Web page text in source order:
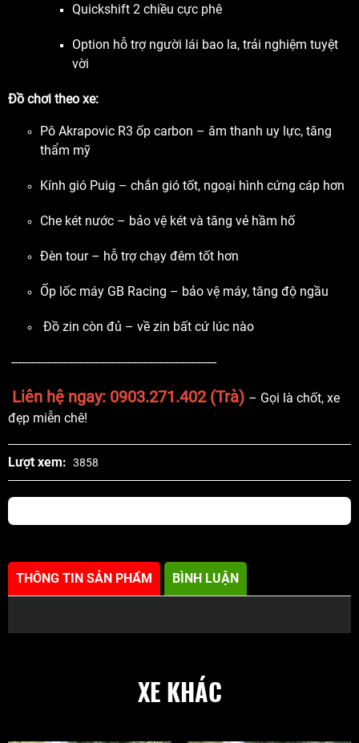
Quickshift 2 chiều cực phê
Option hỗ trợ người lái bao la, trải nghiệm tuyệt
vời
Đồ chơi theo xe:
Pô Akrapovic R3 ốp carbon – âm thanh uy lực, tăng
thẩm mỹ
Kính gió Puig – chắn gió tốt, ngoại hình cứng cáp hơn
Che két nước – bảo vệ két và tăng vẻ hầm hố
Đèn tour – hỗ trợ chạy đêm tốt hơn
Ốp lốc máy GB Racing – bảo vệ máy, tăng độ ngầu
Đồ zin còn đủ – về zin bất cứ lúc nào
----------------------------------------------------------------
Liên hệ ngay: 0903.271.402 (Trà) – Gọi là chốt, xe
đẹp miễn chê!
Lượt xem: 3858
THÔNG TIN SẢN PHẨM BÌNH LUẬN
XE KHÁC